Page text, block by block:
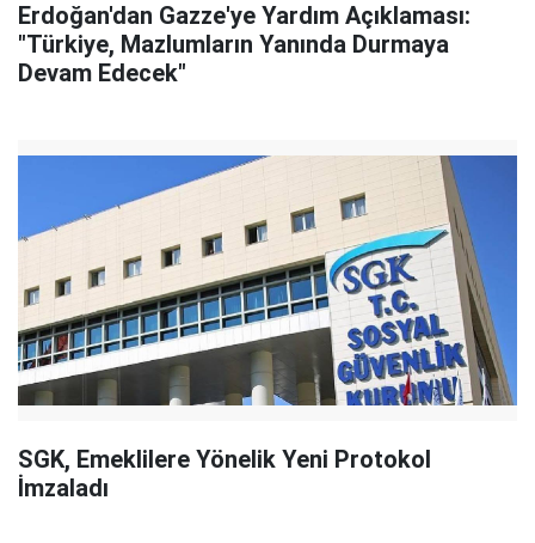
Erdoğan'dan Gazze'ye Yardım Açıklaması:
"Türkiye, Mazlumların Yanında Durmaya
Devam Edecek"
SGK, Emeklilere Yönelik Yeni Protokol
İmzaladı